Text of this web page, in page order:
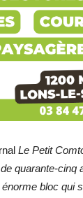
Le Petit
quarante-
bloc qui